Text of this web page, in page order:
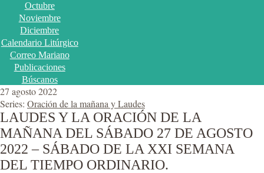
Octubre
Noviembre
Diciembre
Calendario Litúrgico
Correo Mariano
Publicaciones
Búscanos
27 agosto 2022
Series: Oración de la mañana y Laudes
LAUDES Y LA ORACIÓN DE LA
MAÑANA DEL SÁBADO 27 DE AGOSTO
2022 – SÁBADO DE LA XXI SEMANA
DEL TIEMPO ORDINARIO.